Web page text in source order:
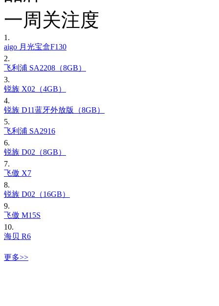
一周关注度
1.
aigo 月光宝盒F130
2.
飞利浦 SA2208（8GB）
3.
锐族 X02（4GB）
4.
锐族 D11蓝牙外放版（8GB）
5.
飞利浦 SA2916
6.
锐族 D02（8GB）
7.
飞傲 X7
8.
锐族 D02（16GB）
9.
飞傲 M15S
10.
海贝 R6
更多>>